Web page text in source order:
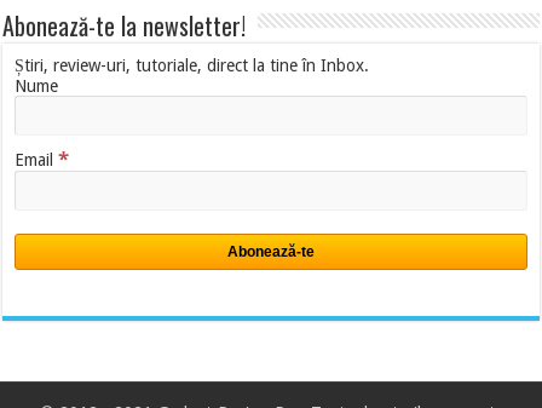
Abonează-te la newsletter!
Știri, review-uri, tutoriale, direct la tine în Inbox.
Nume
Email*